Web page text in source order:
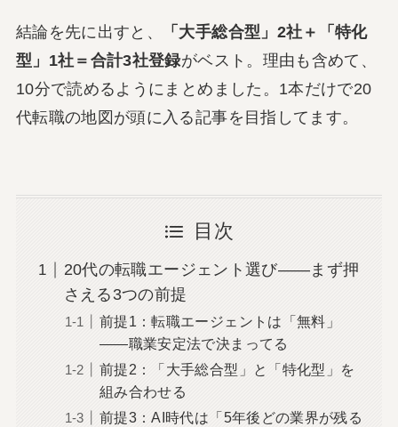
結論を先に出すと、
「大手総合型」2社＋「特化
型」1社＝合計3社登録がベスト。理由も含めて、
10分で読めるようにまとめました。1本だけで20
代転職の地図が頭に入る記事を目指してます。
目次
20代の転職エージェント選び――まず押
さえる3つの前提
前提1：転職エージェントは「無料」
――職業安定法で決まってる
前提2：「大手総合型」と「特化型」を
組み合わせる
前提3：AI時代は「5年後どの業界が残る